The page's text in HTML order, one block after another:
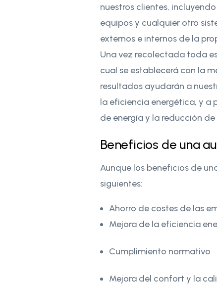
nuestros clientes,
equipos y cualquier otro
externos e internos de la
Una vez recolectada toda
cual se establecerá con la
resultados ayudarán a
la eficiencia energética, y a
de energía y la reducción de
Beneficios de una
Aunque los beneficios de
siguientes:
Ahorro de costes de las
Mejora de la eficiencia
Cumplimiento normativo
Mejora del confort y la